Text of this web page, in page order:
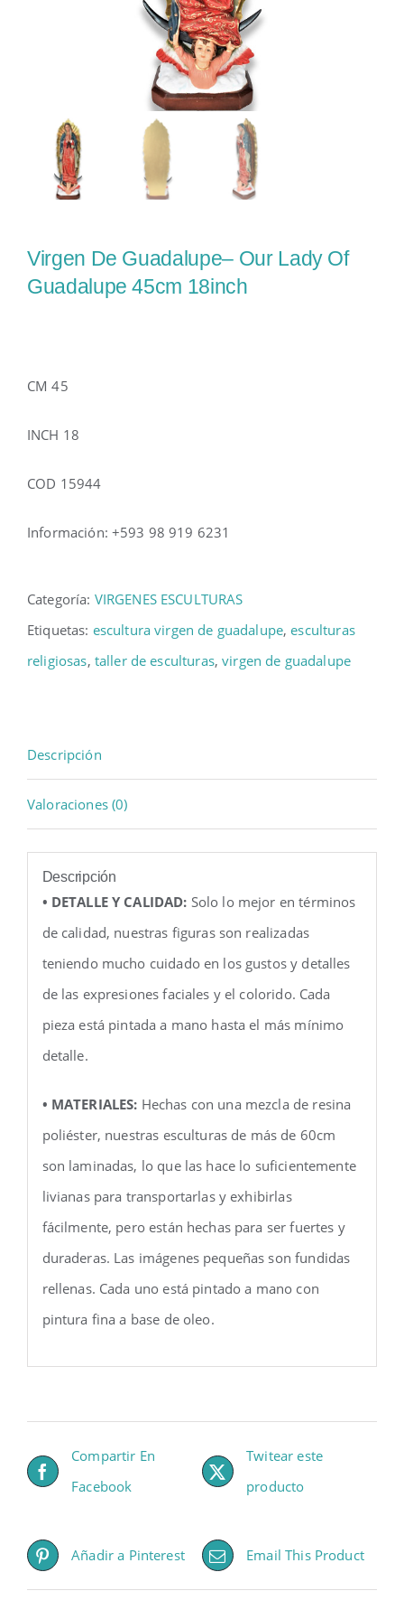
Virgen De Guadalupe– Our Lady Of
Guadalupe 45cm 18inch
CM 45
INCH 18
COD 15944
Información: +593 98 919 6231
Categoría: VIRGENES ESCULTURAS
Etiquetas: escultura virgen de guadalupe,esculturas
religiosas, taller de esculturas,virgen de guadalupe
Descripción
Valoraciones (0)
Descripción
• DETALLE Y CALIDAD: Solo lo mejor en términos
de calidad, nuestras figuras son realizadas
teniendo mucho cuidado en los gustos y detalles
de las expresiones faciales y el colorido. Cada
pieza está pintada a mano hasta el más mínimo
detalle.
• MATERIALES: Hechas con una mezcla de resina
poliéster, nuestras esculturas de más de 60cm
son laminadas, lo que las hace lo suficientemente
livianas para transportarlas y exhibirlas
fácilmente, pero están hechas para ser fuertes y
duraderas. Las imágenes pequeñas son fundidas
rellenas. Cada uno está pintado a mano con
pintura fina a base de oleo.
Compartir En
Facebook
Twitear este
producto
Añadir a Pinterest Email This Product